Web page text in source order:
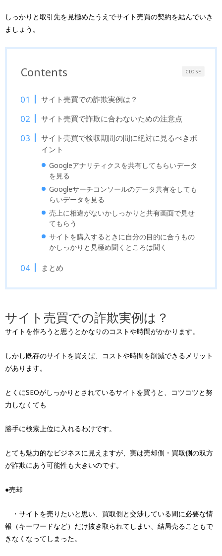
しっかりと取引先を見極めたうえでサイト売買の契約を結んでいき
ましょう。
CLOSE
Contents
サイト売買での詐欺実例は？
サイト売買で詐欺に合わないための注意点
サイト売買で検収期間の間に絶対に見るべきポ
イント
Googleアナリティクスを共有してもらいデータ
を見る
Googleサーチコンソールのデータ共有をしても
らいデータを見る
売上に相違がないかしっかりと共有画面で見せ
てもらう
サイトを購入するときに自分の目的に合うもの
かしっかりと見極め聞くところは聞く
まとめ
サイト売買での詐欺実例は？
サイトを作ろうと思うとかなりのコストや時間がかかります。
しかし既存のサイトを買えば、コストや時間を削減できるメリット
があります。
とくにSEOがしっかりとされているサイトを買うと、コツコツと努
力しなくても
勝手に検索上位に入れるわけです。
とても魅力的なビジネスに見えますが、実は売却側・買取側の双方
が詐欺にあう可能性も大きいのです。
●売却
・サイトを売りたいと思い、買取側と交渉している間に必要な情
報（キーワードなど）だけ抜き取られてしまい、結局売ることもで
きなくなってしまった。